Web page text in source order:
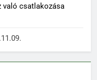
való csatlakozása